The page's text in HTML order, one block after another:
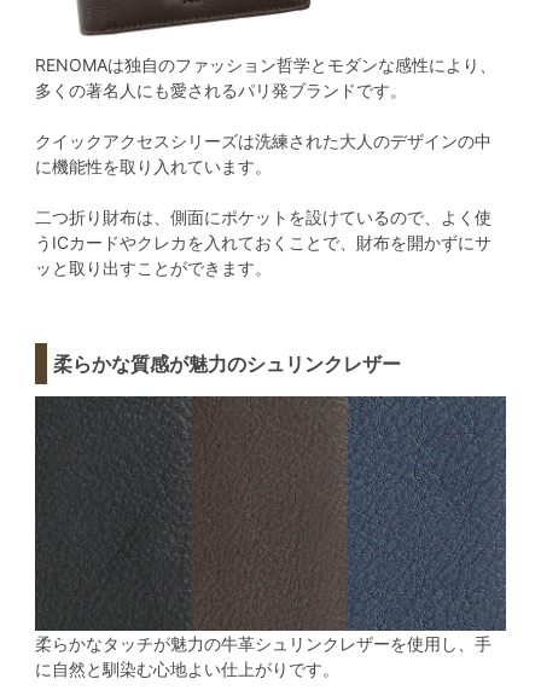
RENOMAは独自のファッション哲学とモダンな感性により、
多くの著名人にも愛されるパリ発ブランドです。
クイックアクセスシリーズは洗練された大人のデザインの中
に機能性を取り入れています。
二つ折り財布は、側面にポケットを設けているので、よく使
うICカードやクレカを入れておくことで、財布を開かずにサ
ッと取り出すことができます。
柔らかな質感が魅力のシュリンクレザー
柔らかなタッチが魅力の牛革シュリンクレザーを使用し、手
に自然と馴染む心地よい仕上がりです。